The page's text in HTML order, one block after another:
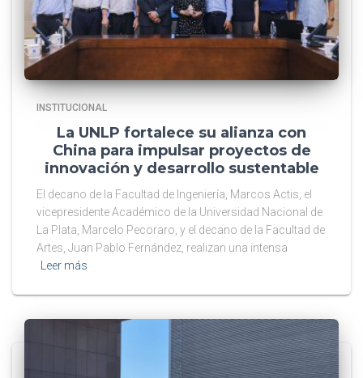
INSTITUCIONAL
La UNLP fortalece su alianza con
China para impulsar proyectos de
innovación y desarrollo sustentable
El decano de la Facultad de Ingeniería, Marcos Actis, el
vicepresidente Académico de la Universidad Nacional de
La Plata, Marcelo Pecoraro, y el decano de la Facultad de
Artes, Juan Pablo Fernández, realizan una intensa
Leer más